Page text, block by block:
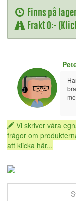
Finns på
Frakt 0:-
Vi skriver våra
frågor om
att klicka här...